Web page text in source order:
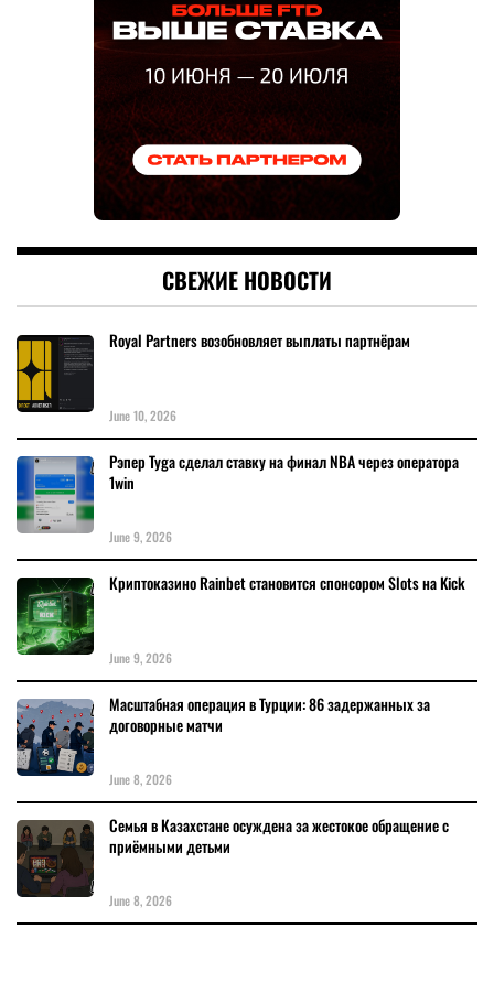
СВЕЖИЕ НОВОСТИ
Royal Partners возобновляет выплаты партнёрам
June 10, 2026
Рэпер Tyga сделал ставку на финал NBA через оператора
1win
June 9, 2026
Криптоказино Rainbet становится спонсором Slots на Kick
June 9, 2026
Масштабная операция в Турции: 86 задержанных за
договорные матчи
June 8, 2026
Семья в Казахстане осуждена за жестокое обращение с
приёмными детьми
June 8, 2026